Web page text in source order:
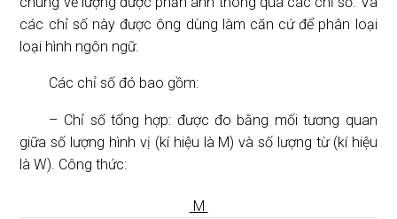
các chỉ số này được ông dùng làm căn cứ để phân loại
loại hình ngôn ngữ.
Các chỉ số đó bao gồm:
– Chỉ số tổng hợp: được đo bằng mối tương quan
giữa số lượng hình vị (kí hiệu là M) và số lượng từ (kí hiệu
là W). Công thức:
M